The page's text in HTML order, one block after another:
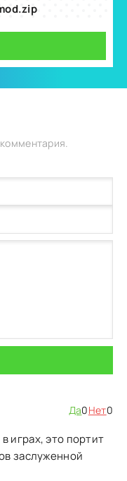
Да0Нет0
играх, это портит
заслуженной